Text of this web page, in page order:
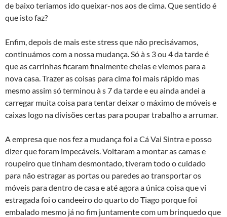
de baixo teriamos ido queixar-nos aos de cima. Que sentido é
que isto faz?
Enfim, depois de mais este stress que não precisávamos,
continuámos com a nossa mudança. Só à s 3 ou 4 da tarde é
que as carrinhas ficaram finalmente cheias e viemos para a
nova casa. Trazer as coisas para cima foi mais rápido mas
mesmo assim só terminou à s 7 da tarde e eu ainda andei a
carregar muita coisa para tentar deixar o máximo de móveis e
caixas logo na divisões certas para poupar trabalho a arrumar.
A empresa que nos fez a mudança foi a Cá Vai Sintra e posso
dizer que foram impecáveis. Voltaram a montar as camas e
roupeiro que tinham desmontado, tiveram todo o cuidado
para não estragar as portas ou paredes ao transportar os
móveis para dentro de casa e até agora a única coisa que vi
estragada foi o candeeiro do quarto do Tiago porque foi
embalado mesmo já no fim juntamente com um brinquedo que